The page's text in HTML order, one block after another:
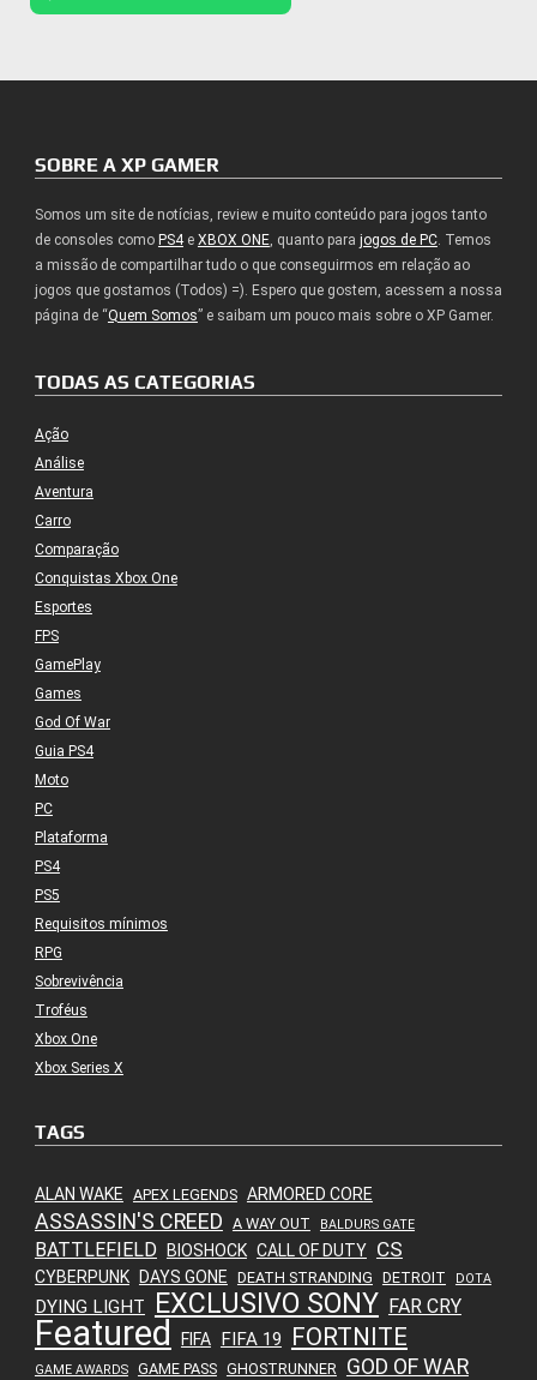
SOBRE A XP GAMER
Somos um site de notícias, review e muito conteúdo para jogos tanto
de consoles como PS4e XBOX ONE, quanto para jogos de PC. Temos
a missão de compartilhar tudo o que conseguirmos em relação ao
jogos que gostamos (Todos) =). Espero que gostem, acessem a nossa
página de “Quem Somos” e saibam um pouco mais sobre o XP Gamer.
TODAS AS CATEGORIAS
Ação
Análise
Aventura
Carro
Comparação
Conquistas Xbox One
Esportes
FPS
GamePlay
Games
God Of War
Guia PS4
Moto
PC
Plataforma
PS4
PS5
Requisitos mínimos
RPG
Sobrevivência
Troféus
Xbox One
Xbox Series X
TAGS
ALAN WAKE APEX LEGENDS ARMORED CORE
ASSASSIN'S CREED A WAY OUT BALDURS GATE
BATTLEFIELD BIOSHOCK CALL OF DUTY CS
CYBERPUNK DAYS GONE DEATH STRANDING DETROIT DOTA
DYING LIGHT EXCLUSIVO SONY FAR CRY
Featured FIFA FIFA 19 FORTNITE
GAME AWARDS GAME PASS GHOSTRUNNER GOD OF WAR